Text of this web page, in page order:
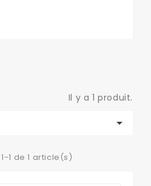
Il y a 1 produit.

1 de 1 article(s)